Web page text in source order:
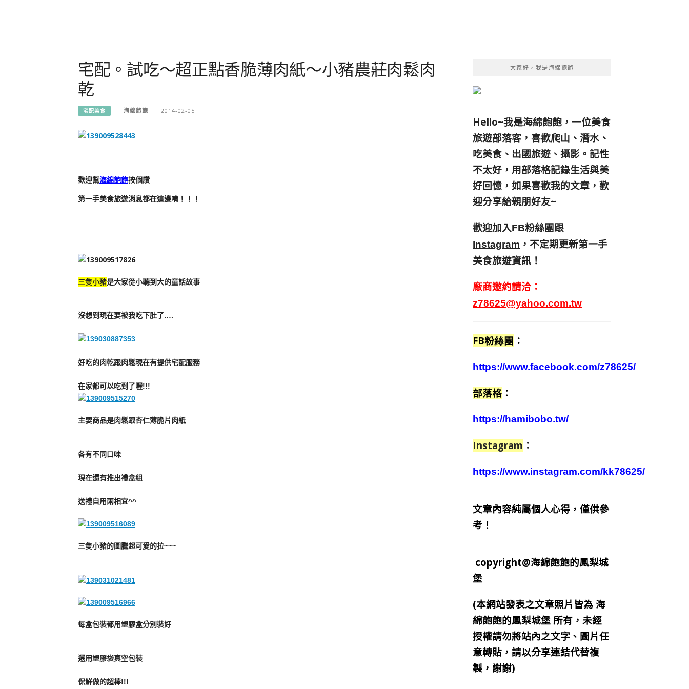
宅配。試吃～超正點香脆薄肉紙～小豬農莊肉鬆肉
乾
宅配美食 海綿飽飽 2014-02-05
歡迎幫海綿飽飽按個讚
第一手美食旅遊消息都在這邊唷！！！
三隻小豬是大家從小聽到大的童話故事
沒想到現在要被我吃下肚了….
好吃的肉乾跟肉鬆現在有提供宅配服務
在家都可以吃到了喔!!!
主要商品是肉鬆跟杏仁薄脆片肉紙
各有不同口味
現在還有推出禮盒組
送禮自用兩相宜^^
三隻小豬的圖騰超可愛的拉~~~
每盒包裝都用塑膠盒分別裝好
還用塑膠袋真空包裝
保鮮做的超棒!!!
大家好，我是海綿飽飽
Hello~我是海綿飽飽，一位美食
旅遊部落客， 喜歡爬山、潛水、
吃美食、出國旅遊、攝影。 記性
不太好，用部落格記錄生活與美
好回憶， 如果喜歡我的文章，歡
迎分享給親朋好友~
歡迎加入FB粉絲團跟
Instagram ，不定期更新第一手
美食旅遊資訊！
廠商邀約請洽：
z78625@yahoo.com.tw
FB粉絲團 ：
https://www.facebook.com/z78625/
部落格 ：
https://hamibobo.tw/
Instagram ：
https://www.instagram.com/kk78625/
文章內容純屬個人心得，僅供參
考！
copyright@海綿飽飽的鳳梨城
堡
(本網站發表之文章照片皆為 海
綿飽飽的鳳梨城堡 所有，未經
授權請勿將站內之文字、圖片任
意轉貼，請以分享連結代替複
製，謝謝)